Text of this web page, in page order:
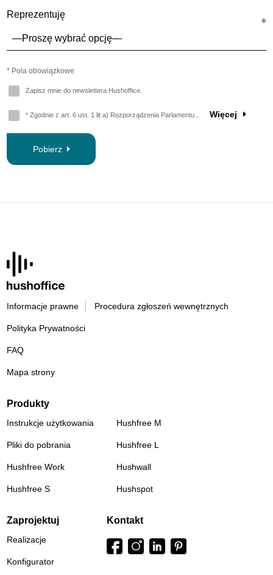
Reprezentuję
* Pola obowiązkowe
Zapisz mnie do newslettera Hushoffice.
* Zgodnie z art. 6 ust. 1 lit a) Rozporządzenia Parlamentu... Więcej
Pobierz
Informacje prawne Procedura zgłoszeń wewnętrznych
Polityka Prywatności
FAQ
Mapa strony
Produkty
Instrukcje użytkowania
Pliki do pobrania
Hushfree Work
Hushfree S
Hushfree M
Hushfree L
Hushwall
Hushspot
Zaprojektuj
Realizacje
Konfigurator
Kontakt